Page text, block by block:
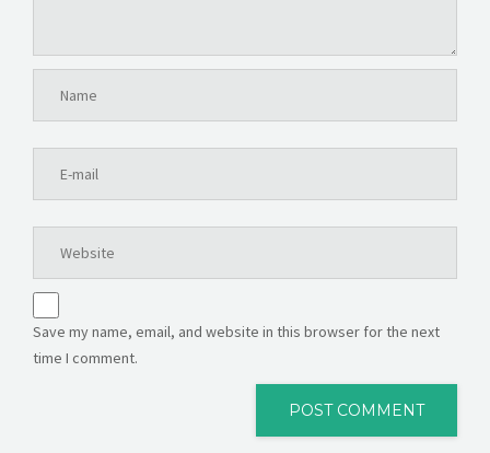
Save my name, email, and website in this browser for the next
time I comment.